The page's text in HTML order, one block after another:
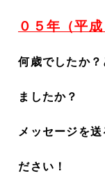
０５年（平成
何歳でしたか
ましたか？
メッセージを
ださい！